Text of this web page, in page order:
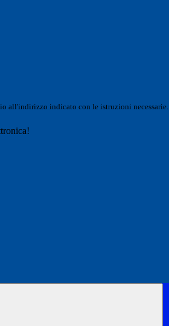
all'indirizzo indicato con le istruzioni necessarie.